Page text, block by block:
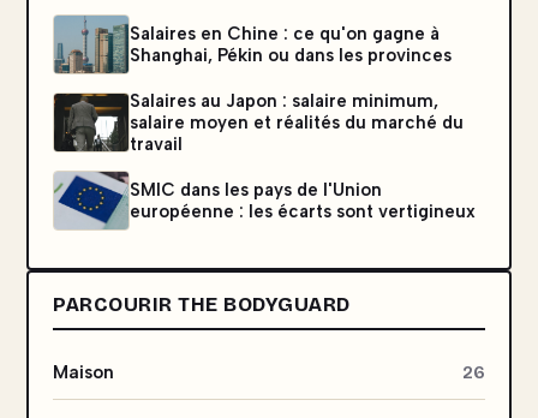
Salaires en Chine : ce qu'on gagne à
Shanghai, Pékin ou dans les provinces
Salaires au Japon : salaire minimum,
salaire moyen et réalités du marché du
travail
SMIC dans les pays de l'Union
européenne : les écarts sont vertigineux
PARCOURIR THE BODYGUARD
Maison 26